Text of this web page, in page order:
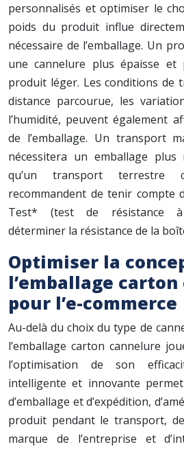
personnalisés et optimiser le
poids du produit influe
nécessaire de l’emballage. Un
une cannelure plus épaisse et
produit léger. Les conditions de
distance parcourue, les
l’humidité, peuvent également
de l’emballage. Un transport
nécessitera un emballage plus
qu’un transport terrestre
recommandent de tenir compte
Test* (test de résistance à
déterminer la résistance de la
Optimiser la
l’emballage
pour l’e-commerce
Au-delà du choix du type de
l’emballage carton cannelure
l’optimisation de son
intelligente et innovante
d’emballage et d’expédition,
produit pendant le transport,
marque de l’entreprise et